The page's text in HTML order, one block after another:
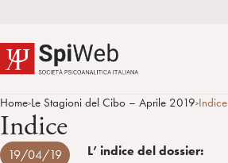
Home>Le Stagioni del Cibo – Aprile 2019>Indice
Indice
19/04/19 L’ indice del dossier: